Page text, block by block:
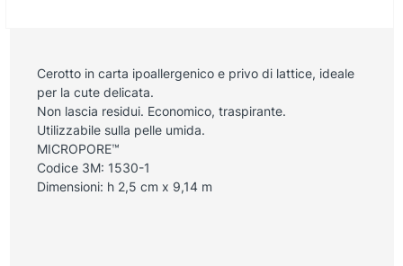
Cerotto in carta ipoallergenico e privo di lattice, ideale
per la cute delicata.
Non lascia residui. Economico, traspirante.
Utilizzabile sulla pelle umida.
MICROPORE™
Codice 3M: 1530-1
Dimensioni: h 2,5 cm x 9,14 m